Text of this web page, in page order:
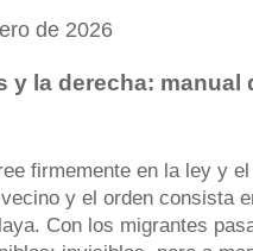
de 2026
y la derecha: manual
firmemente en la ley y
y el orden consista
Con los migrantes